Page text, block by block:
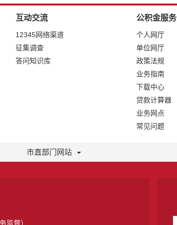
互动交流
12345网络渠道
征集调查
答问知识库
公积金服务
个人网厅
单位网厅
政策法规
业务指南
下载中心
贷款计算器
业务网点
常见问题
市直部门网站
监督）